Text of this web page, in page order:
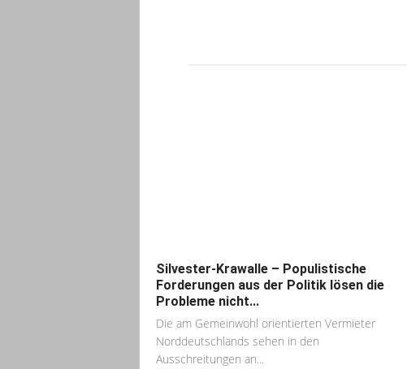
Silvester-Krawalle – Populistische
Forderungen aus der Politik lösen die
Probleme nicht...
Die am Gemeinwohl orientierten Vermieter
Norddeutschlands sehen in den
Ausschreitungen an...